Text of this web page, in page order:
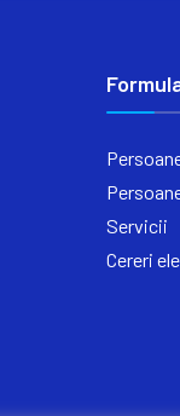
Servicii
Cereri